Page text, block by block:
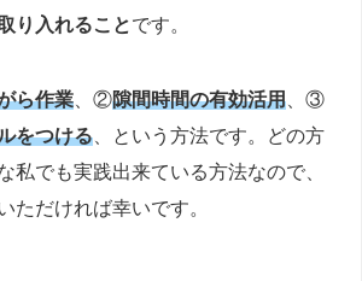
り入れることです。
ら作業 、②隙間時間の有効活用 、③
をつける 、という方法です。どの方
私でも実践出来ている方法なので、
ただければ幸いです。